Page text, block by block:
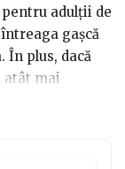
adulții de
gașcă
În plus, dacă
atât mai
despre